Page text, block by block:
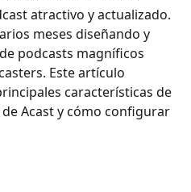
atractivo y actualizado.
meses diseñando y
podcasts magníficos
Este artículo
características de
Acast y cómo configurar